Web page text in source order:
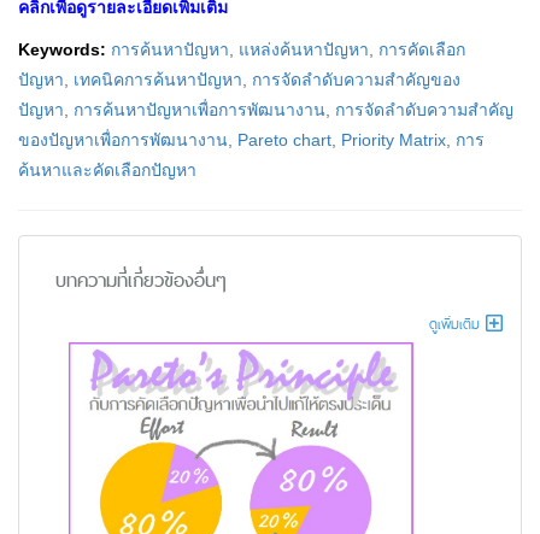
คลิกเพื่อดูรายละเอียดเพิ่มเติม
Keywords: การค้นหาปัญหา แหล่งค้นหาปัญหา
การคัดเลือก
ปัญหา
เทคนิคการค้นหาปัญหา
การจัดลำดับความสำคัญของ
ปัญหา
การค้นหาปัญหาเพื่อการพัฒนางาน การจัดลำดับความสำคัญ
ของปัญหาเพื่อการพัฒนางาน Pareto chart Priority Matrix การ
ค้นหาและคัดเลือกปัญหา
บทความที่เกี่ยวข้องอื่นๆ
ดูเพิ่มเติม